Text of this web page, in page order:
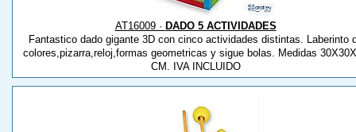
AT16009 · DADO 5 ACTIVIDADES
Fantastico dado gigante 3D con cinco actividades distintas. Laberinto
colores,pizarra,reloj,formas geometricas y sigue bolas. Medidas
CM. IVA INCLUIDO